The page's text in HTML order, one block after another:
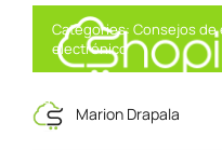
content
Marketing Inteligente,
Categories: Consejos
electrónico
Marion Drapala